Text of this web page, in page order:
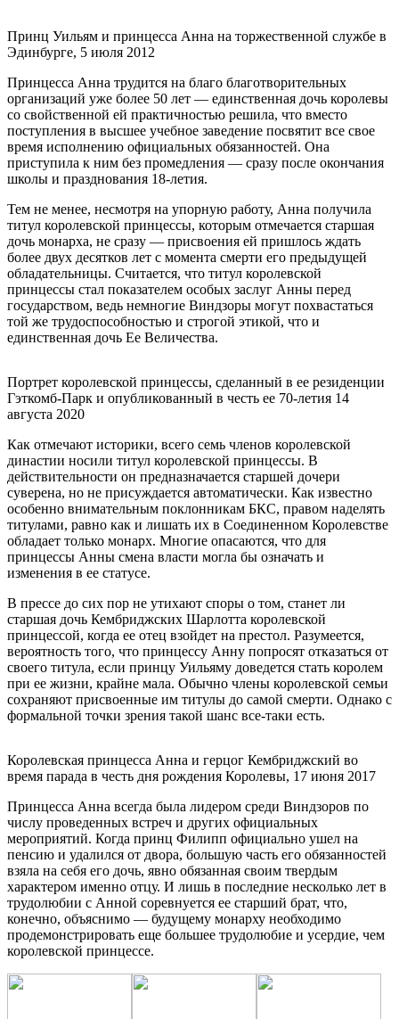
Принц Уильям и принцесса Анна на торжественной службе в
Эдинбурге, 5 июля 2012
Принцесса Анна трудится на благо благотворительных
организаций уже более 50 лет — единственная дочь королевы
со свойственной ей практичностью решила, что вместо
поступления в высшее учебное заведение посвятит все свое
время исполнению официальных обязанностей. Она
приступила к ним без промедления — сразу после окончания
школы и празднования 18-летия.
Тем не менее, несмотря на упорную работу, Анна получила
титул королевской принцессы, которым отмечается старшая
дочь монарха, не сразу — присвоения ей пришлось ждать
более двух десятков лет с момента смерти его предыдущей
обладательницы. Считается, что титул королевской
принцессы стал показателем особых заслуг Анны перед
государством, ведь немногие Виндзоры могут похвастаться
той же трудоспособностью и строгой этикой, что и
единственная дочь Ее Величества.
Портрет королевской принцессы, сделанный в ее резиденции
Гэткомб-Парк и опубликованный в честь ее 70-летия 14
августа 2020
Как отмечают историки, всего семь членов королевской
династии носили титул королевской принцессы. В
действительности он предназначается старшей дочери
суверена, но не присуждается автоматически. Как известно
особенно внимательным поклонникам БКС, правом наделять
титулами, равно как и лишать их в Соединенном Королевстве
обладает только монарх. Многие опасаются, что для
принцессы Анны смена власти могла бы означать и
изменения в ее статусе.
В прессе до сих пор не утихают споры о том, станет ли
старшая дочь Кембриджских Шарлотта королевской
принцессой, когда ее отец взойдет на престол. Разумеется,
вероятность того, что принцессу Анну попросят отказаться от
своего титула, если принцу Уильяму доведется стать королем
при ее жизни, крайне мала. Обычно члены королевской семьи
сохраняют присвоенные им титулы до самой смерти. Однако с
формальной точки зрения такой шанс все-таки есть.
Королевская принцесса Анна и герцог Кембриджский во
время парада в честь дня рождения Королевы, 17 июня 2017
Принцесса Анна всегда была лидером среди Виндзоров по
числу проведенных встреч и других официальных
мероприятий. Когда принц Филипп официально ушел на
пенсию и удалился от двора, большую часть его обязанностей
взяла на себя его дочь, явно обязанная своим твердым
характером именно отцу. И лишь в последние несколько лет в
трудолюбии с Анной соревнуется ее старший брат, что,
конечно, объяснимо — будущему монарху необходимо
продемонстрировать еще большее трудолюбие и усердие, чем
королевской принцессе.